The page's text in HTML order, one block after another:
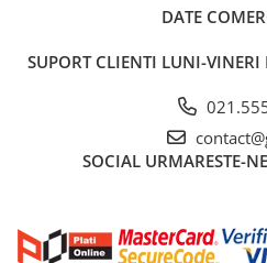
DATE
SUPORT CLIENTI LUNI-VINERI
SOCIAL URMARESTE-